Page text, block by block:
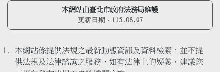
本網站由臺北市政府法務局維護
更新日期： 115.08.07
本網站係提供法規之最新動態資訊及資料檢索，並不提
供法規及法律諮詢之服務，如有法律上的疑義，建議您